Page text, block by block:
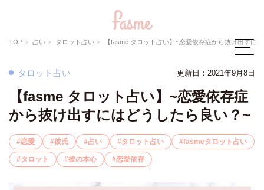
TOP 占い タロット占い 【fasme タロット占い】~恋愛依存症から抜け出すにはどうしたら良い
タロット占い 更新日：2021年9月8日
【fasme タロット占い】~恋愛依存症
から抜け出すにはどうしたら良い？~
恋愛 彼氏 占い タロット占い fasmeタロット占い
タロット 彼の本心 恋愛依存